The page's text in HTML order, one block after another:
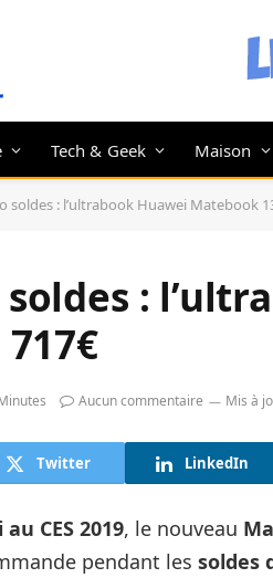
Tech & Geek Maison
soldes : l’ultrabook Huawei Matebook
soldes :
Aucun commentaire Mis à
Twitter LinkedIn
CES 2019, le nouveau
pendant les soldes